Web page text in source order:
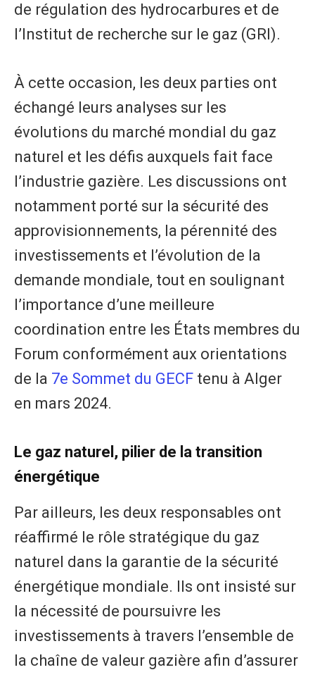
de régulation des hydrocarbures et de
l’Institut de recherche sur le gaz (GRI).
À cette occasion, les deux parties ont
échangé leurs analyses sur les
évolutions du marché mondial du gaz
naturel et les défis auxquels fait face
l’industrie gazière. Les discussions ont
notamment porté sur la sécurité des
approvisionnements, la pérennité des
investissements et l’évolution de la
demande mondiale, tout en soulignant
l’importance d’une meilleure
coordination entre les États membres du
Forum conformément aux orientations
de la 7e Sommet du GECF tenu à Alger
en mars 2024.
Le gaz naturel, pilier de la transition
énergétique
Par ailleurs, les deux responsables ont
réaffirmé le rôle stratégique du gaz
naturel dans la garantie de la sécurité
énergétique mondiale. Ils ont insisté sur
la nécessité de poursuivre les
investissements à travers l’ensemble de
la chaîne de valeur gazière afin d’assurer